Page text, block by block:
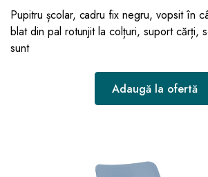
Pupitru școlar, cadru fix negru, vopsit în
blat din pal rotunjit la colțuri, suport cărți,
sunt
Adaugă la ofertă